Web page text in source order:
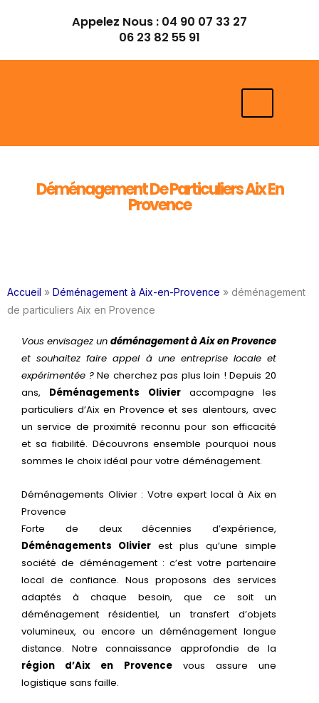
Appelez Nous : 04 90 07 33 27
06 23 82 55 91
Déménagement De Particuliers Aix En
Provence
Accueil » Déménagement à Aix-en-Provence » déménagement
de particuliers Aix en Provence
Vous envisagez un déménagement à Aix en Provence
et souhaitez faire appel à une entreprise locale et
expérimentée ?Ne cherchez pas plus loin ! Depuis 20
ans, Déménagements Olivieraccompagne les
particuliers d’Aix en Provence et ses alentours, avec
un service de proximité reconnu pour son efficacité
et sa fiabilité. Découvrons ensemble pourquoi nous
sommes le choix idéal pour votre déménagement.
Déménagements Olivier : Votre expert local à Aix en
Provence
Forte de deux décennies d’expérience,
Déménagements Olivier est plus qu’une simple
société de déménagement : c’est votre partenaire
local de confiance. Nous proposons des services
adaptés à chaque besoin, que ce soit un
déménagement résidentiel, un transfert d’objets
volumineux, ou encore un déménagement longue
distance. Notre connaissance approfondie de la
région d’Aix en Provencevous assure une
logistique sans faille.